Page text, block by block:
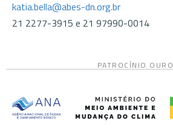
katia.bella@abes-dn.org.br
21 2277-3915 e 21 97990-0014
PATROCÍNIO OURO